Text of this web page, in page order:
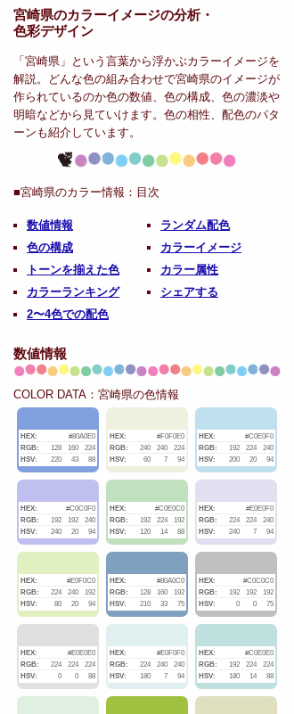
宮崎県のカラーイメージの分析・
色彩デザイン
「宮崎県」という言葉から浮かぶカラーイメージを
解説。どんな色の組み合わせで宮崎県のイメージが
作られているのか色の数値、色の構成、色の濃淡や
明暗などから見ていけます。色の相性、配色のパタ
ーンも紹介しています。
■宮崎県のカラー情報： 目次
数値情報
色の構成
トーンを揃えた色
カラーランキング
2〜4色での配色
ランダム配色
カラーイメージ
カラー属性
シェアする
数値情報
COLOR DATA：宮崎県の色情報
HEX:
#80A0E0
RGB:
128 160
224
HSV:
220 43 88
HEX:
#F0F0E0
RGB:
240 240
224
HSV:
60 7 94
HEX:
#C0E0F0
RGB:
192 224
240
HSV:
200 20 94
HEX:
#C0C0F0
RGB:
192 192
240
HSV:
240 20 94
HEX:
#C0E0C0
RGB:
192 224
192
HSV:
120 14 88
HEX:
#E0E0F0
RGB:
224 224
240
HSV:
240 7 94
HEX:
#E0F0C0
RGB:
224 240
192
HSV:
80 20 94
HEX:
#80A0C0
RGB:
128 160
192
HSV:
210 33 75
HEX:
#C0C0C0
RGB:
192 192
192
HSV:
0 0 75
HEX:
#E0E0E0
RGB:
224 224
224
HSV:
0 0 88
HEX:
#E0F0F0
RGB:
224 240
240
HSV:
180 7 94
HEX:
#C0E0E0
RGB:
192 224
224
HSV:
180 14 88